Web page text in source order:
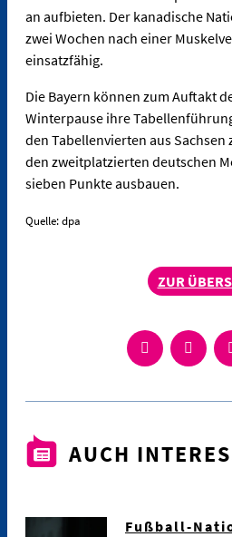
an aufbieten. Der kanadische
zwei Wochen nach einer
einsatzfähig.
Die Bayern können zum Auftakt
Winterpause ihre
den Tabellenvierten aus
den zweitplatzierten deutschen
sieben Punkte ausbauen.
Quelle: dpa
ZUR
AUCH
Fußball-